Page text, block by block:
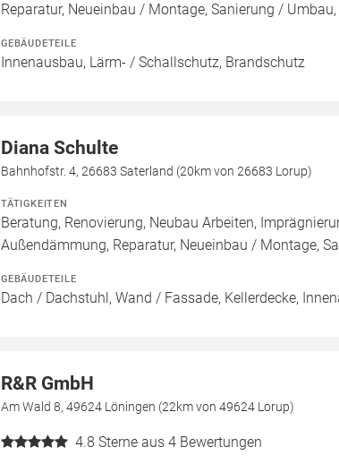
Reparatur, Neueinbau / Montage, Sanierung /
GEBÄUDETEILE
Innenausbau, Lärm- / Schallschutz, Brandschutz
Diana Schulte
Bahnhofstr. 4, 26683 Saterland (20km von 26683 Lorup)
TÄTIGKEITEN
Beratung, Renovierung, Neubau Arbeiten,
Außendämmung, Reparatur, Neueinbau / Montage,
GEBÄUDETEILE
Dach / Dachstuhl, Wand / Fassade, Kellerdecke,
R&R GmbH
Am Wald 8, 49624 Löningen (22km von 49624 Lorup)
4.8 Sterne aus 4 Bewertungen